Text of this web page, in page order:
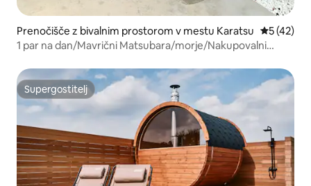
Prenočišče z bivalnim prostorom v mestu Karatsu
5 (42)
1 par na dan/Mavrični Matsubara/morje/Nakupovalni
bivanje
Supergostitelj
Supergostitelj